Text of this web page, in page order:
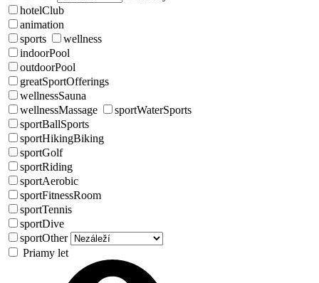
hotelClub
animation
sports
wellness
indoorPool
outdoorPool
greatSportOfferings
wellnessSauna
wellnessMassage
sportWaterSports
sportBallSports
sportHikingBiking
sportGolf
sportRiding
sportAerobic
sportFitnessRoom
sportTennis
sportDive
sportOther
Priamy let